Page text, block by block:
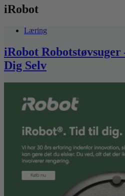
iRobot
Læring
iRobot
Dig Selv